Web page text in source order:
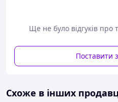
Ще не було відгуків про
Поставити
Схоже в інших